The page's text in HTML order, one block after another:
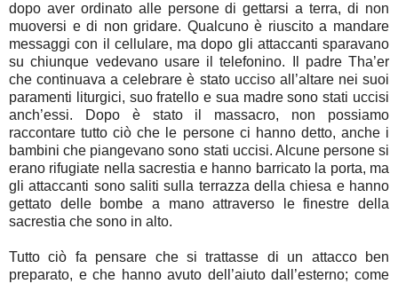
dopo aver ordinato alle persone di gettarsi a terra, di non
muoversi e di non gridare. Qualcuno è riuscito a mandare
messaggi con il cellulare, ma dopo gli attaccanti sparavano
su chiunque vedevano usare il telefonino. Il padre Tha’er
che continuava a celebrare è stato ucciso all’altare nei suoi
paramenti liturgici, suo fratello e sua madre sono stati uccisi
anch’essi. Dopo è stato il massacro, non possiamo
raccontare tutto ciò che le persone ci hanno detto, anche i
bambini che piangevano sono stati uccisi. Alcune persone si
erano rifugiate nella sacrestia e hanno barricato la porta, ma
gli attaccanti sono saliti sulla terrazza della chiesa e hanno
gettato delle bombe a mano attraverso le finestre della
sacrestia che sono in alto.
Tutto ciò fa pensare che si trattasse di un attacco ben
preparato, e che hanno avuto dell’aiuto dall’esterno; come